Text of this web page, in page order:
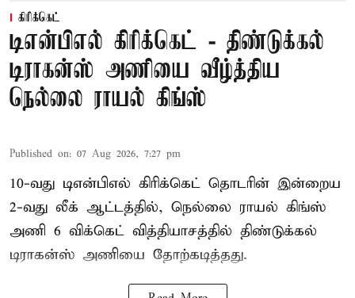
கிரிக்கெட்
டிஎன்பிஎல் கிரிக்கெட் - திண்டுக்கல்
டிராகன்ஸ் அணியை வீழ்த்திய
நெல்லை ராயல் கிங்ஸ்
Published on: 07 Aug 2026, 7:27 pm
10-வது டிஎன்பிஎல் கிரிக்கெட் தொடரின் இன்றைய
2-வது லீக் ஆட்டத்தில், நெல்லை ராயல் கிங்ஸ்
அணி 6 விக்கெட் வித்தியாசத்தில் திண்டுக்கல்
டிராகன்ஸ் அணியை தோற்கடித்தது.